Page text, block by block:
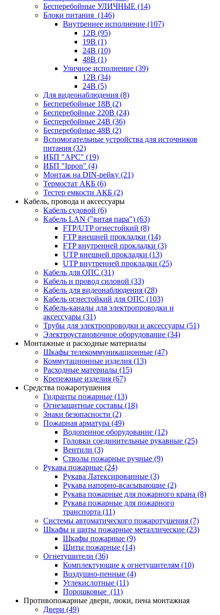
Бесперебойные УЛИЧНЫЕ (14)
Блоки питания (146)
Внутреннее исполнение (107)
12В (95)
19В (1)
24В (10)
48В (1)
Уличное исполнение (39)
12В (34)
24В (5)
Для видеонаблюдения (8)
Бесперебойные 18В (2)
Бесперебойные 220В (24)
Бесперебойные 24В (36)
Бесперебойные 48В (2)
Вспомогательные устройства для источников
питания (32)
ИБП "APC" (19)
ИБП "Ippon" (4)
Монтаж на DIN-рейку (21)
Термостат АКБ (6)
Тестер емкости АКБ (2)
Кабель, провода и аксессуары
Кабель судовой (6)
Кабель LAN ("витая пара") (63)
FTP/UTP огнестойкий (8)
FTP внешней прокладки (14)
FTP внутренней прокладки (3)
UTP внешней прокладки (13)
UTP внутренней прокладки (25)
Кабель для ОПС (31)
Кабель и провод силовой (33)
Кабель для видеонаблюдения (28)
Кабель огнестойкий для ОПС (103)
Кабель-каналы для электропроводки и
аксессуары (31)
Трубы для электропроводки и аксессуары (51)
Электроустановочное оборудование (34)
Монтажные и расходные материалы
Шкафы телекоммуникационные (47)
Коммутационные изделия (13)
Расходные материалы (15)
Крепежные изделия (67)
Средства пожаротушения
Гидранты пожарные (13)
Огнезащитные составы (18)
Знаки безопасности (2)
Пожарная арматура (49)
Водопенное оборудование (12)
Головки соединительные рукавные (25)
Вентили (3)
Стволы пожарные ручные (9)
Рукава пожарные (24)
Рукава Латексированные (3)
Рукава напорно-всасывающие (2)
Рукава пожарные для пожарного крана (8)
Рукава пожарные для пожарного
транспорта (11)
Системы автоматического пожаротушения (7)
Шкафы и щиты пожарные металлические (23)
Шкафы пожарные (9)
Щиты пожарные (14)
Огнетушители (36)
Комплектующие к огнетушителям (10)
Воздушно-пенные (4)
Углекислотные (11)
Порошковые (11)
Противопожарные двери, люки, пена монтажная
Двери (49)